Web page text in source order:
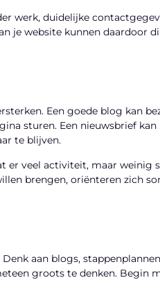
werk, duidelijke
je website kunnen daardoor
Een goede blog kan
sturen. Een nieuwsbrief kan
te blijven.
er veel activiteit, maar weinig
brengen, oriënteren zich
aan blogs,
groots te denken. Begin